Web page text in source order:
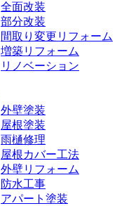
全面改装
部分改装
間取り変更リフォーム
増築リフォーム
リノベーション
外壁塗装
屋根塗装
雨樋修理
屋根カバー工法
外壁リフォーム
防水工事
アパート塗装